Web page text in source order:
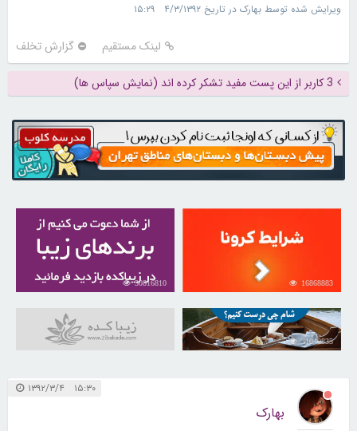
ویرایش شده توسط بهارک در تاریخ ۴/۳/۱۳۹۲ ۱۵:۲۹
لینک مستقیم گزارش تخلف
3 کاربر از این پست مفید تشکر کرده اند (نمایش سپاس ها)
16868883
30816810
31040835
۱۵:۳۰ ۱۳۹۲/۳/۴
بهارک